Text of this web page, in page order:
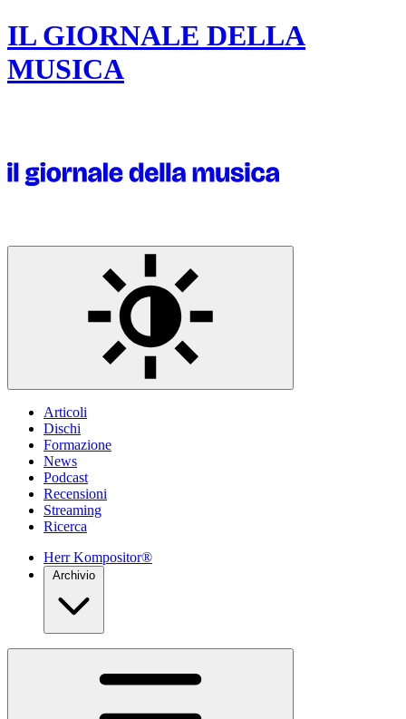
IL GIORNALE DELLA
MUSICA
Articoli
Dischi
Formazione
News
Podcast
Recensioni
Streaming
Ricerca
Herr Kompositor®
Archivio